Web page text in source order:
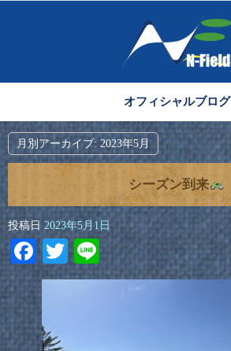
オフィシャルブログ
月別アーカイブ: 2023年5月
シーズン到来
投稿日 2023年5月1日
Facebook
Twitter
Line